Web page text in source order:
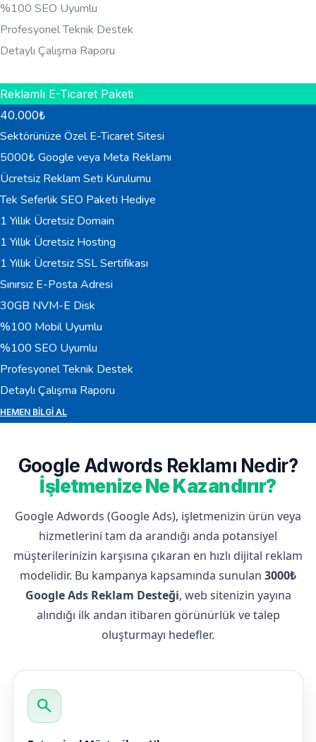
%100 SEO Uyumlu
Profesyonel Teknik Destek
Detaylı Çalışma Raporu
Reklamlı E-Ticaret Paketi
40.000₺
Sektörünüze Özel E-Ticaret Sitesi
5000₺ Google veya Meta Reklamı
Ücretsiz Reklam Seti Kurulumu
Tek Seferlik SEO Paketi Hediye
1 Yıllık Ücretsiz Domain
1 Yıllık Ücretsiz Hosting
1 Yıllık Ücretsiz SSL Sertifikası
Sınırsız E-Posta Adresi
30GB NVM-E Disk
%100 Mobil Uyumlu
%100 SEO Uyumlu
Profesyonel Teknik Destek
Detaylı Çalışma Raporu
HEMEN BILGI AL
Google Adwords Reklamı Nedir?
İşletmenize Ne Kazandırır?
Google Adwords (Google Ads), işletmenizin ürün veya
hizmetlerini tam da arandığı anda potansiyel
müşterilerinizin karşısına çıkaran en hızlı dijital reklam
modelidir. Bu kampanya kapsamında sunulan 3000₺
Google Ads Reklam Desteği, web sitenizin yayına
alındığı ilk andan itibaren görünürlük ve talep
oluşturmayı hedefler.
search